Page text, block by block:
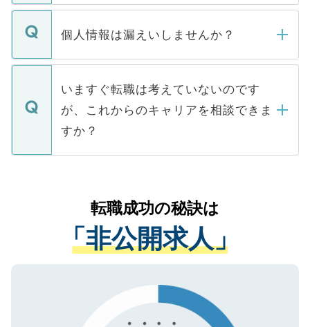
ません。
■応募殺到を避けるため 人気のある医療機
関を公にしてしまうと、応募が殺到する場
に、医療機関が求める条件に合った人材の
みを人材紹介会社に依頼するケースが増え
ています。
転職・入職を強要することは一切ありませ
ん。また、仮に応募先から内定をいただい
定を承諾する必要はありません。内定先へ
の辞退の連絡はキャリアパートナーが行い
個人情報は漏えいしませんか？
個人情報が漏えいすることはありませんの
で、ご安心ください。当サイトからの登録
などで収集したご登録者様の個人情報は、
ご本人のキャリアアップおよび転職活動の
支援を目的に使用いたします。お預かりし
ているすべての個人データはご本人の許可
は、個人情報の取り扱いについての厳密な
管理基準を満たした事業者のみに付与され
る、プライバシーマークを取得済みです。
で、機密保持に関してもご安心ください。
いますぐ転職は考えていないのです
が、これからのキャリアを相談できま
すか？
かがいして、現在の医療機関の状況や紹介
経験をまじえながら、適切なアドバイスを
させていただきます。すぐにご転職をされ
ない方には、長期的なサポートが可能です
ので、まずはご登録ください。
転職成功の秘訣は
「非公開求人」